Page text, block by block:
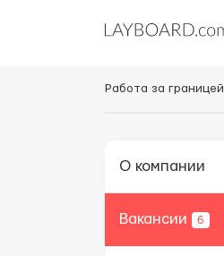
Работа за границей
О компании
Вакансии 6